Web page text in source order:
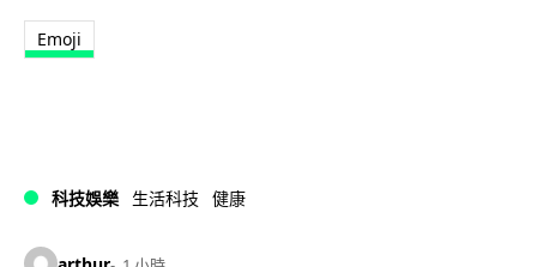
Emoji
科技娛樂 生活科技 健康